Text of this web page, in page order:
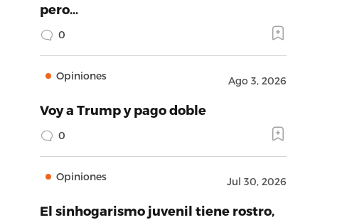
pero…
0
Opiniones Ago 3, 2026
Voy a Trump y pago doble
0
Opiniones Jul 30, 2026
El sinhogarismo juvenil tiene rostro,